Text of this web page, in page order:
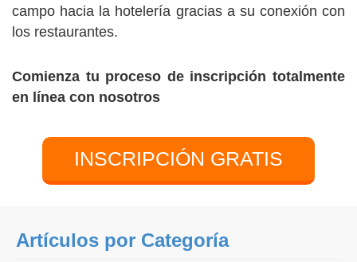
campo hacia la hotelería gracias a su conexión con
los restaurantes.
Comienza tu proceso de inscripción totalmente
en línea con nosotros
INSCRIPCIÓN GRATIS
Artículos por Categoría